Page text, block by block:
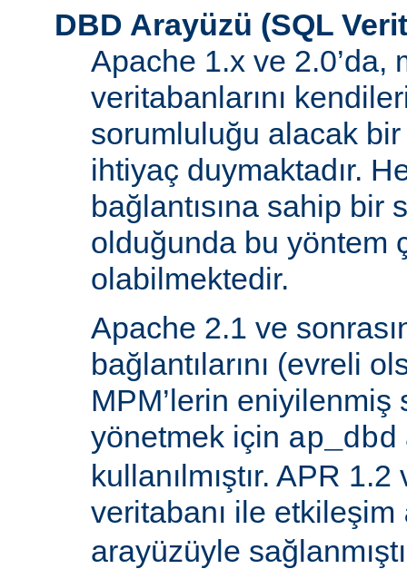
DBD Arayüzü (SQL
Apache 1.x ve 2.0’da,
veritabanlarını
sorumluluğu alacak bir
ihtiyaç duymaktadır.
bağlantısına sahip bir
olduğunda bu yöntem
olabilmektedir.
Apache 2.1 ve
bağlantılarını (evreli
MPM’lerin
yönetmek için ap_dbd
kullanılmıştır. APR
veritabanı ile etkileşim
arayüzüyle